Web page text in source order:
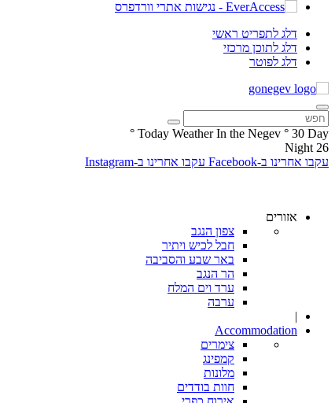
דלג לתפריט ראשי
דלג לתוכן מרכזי
דלג לפוטר
Today Weather In the Negev ° 30 Day
°
26
Night
עקבו אחרינו ב-Facebook
עקבו אחרינו ב-Instagram
אזורים
צפון הנגב
חבל לכיש ויתיר
באר שבע והסביבה
הר הנגב
ערד וים המלח
ערבה
|
Accommodation
צימרים
קמפינג
מלונות
חוות בודדים